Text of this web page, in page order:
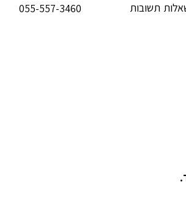
תשובות 055-557-3460